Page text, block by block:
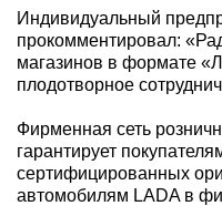
Индивидуальный
прокомментировал:
магазинов в формате
плодотворное
Фирменная сеть
гарантирует
сертифицированных
автомобилям LADA в